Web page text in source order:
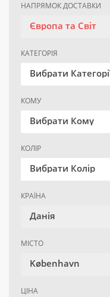
НАПРЯМОК ДОСТАВКИ
Європа та Світ
КАТЕГОРІЯ
Вибрати
КОМУ
Вибрати Кому
КОЛІР
Вибрати Колір
КРАЇНА
Данія
МІСТО
København
ЦІНА